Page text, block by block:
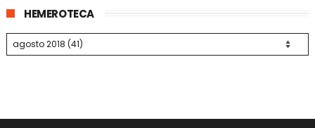
HEMEROTECA